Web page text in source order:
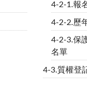
4-2-1.報
4-2-2.歷
4-2-3.保
名單
4-3.質權登